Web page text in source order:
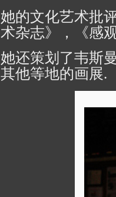
她的文化艺术批
术杂志》，《感
她还策划了韦斯
其他等地的画展.